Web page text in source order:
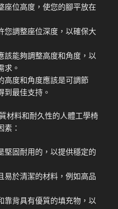
座位高度，使您的腳平放在
您調整座位深度，以確保大
該能夠調整高度和角度，以
求。
高度和角度應該是可調節
到最佳支持。
材料和耐久性的人體工學椅
：
堅固耐用的，以提供穩定的
易於清潔的材料，例如高品
靠背具有優質的填充物，以